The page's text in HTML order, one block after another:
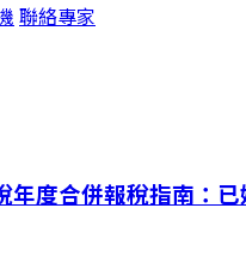
聯絡專家
年度合併報稅指南：